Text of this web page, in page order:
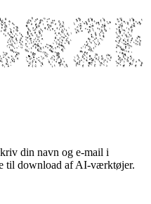
din navn og e-mail i
til download af AI-værktøjer.